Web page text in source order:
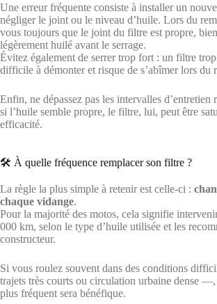
Une erreur fréquente consiste à installer un
négliger le joint ou le niveau d’huile. Lors du
vous toujours que le joint du filtre est propre,
légèrement huilé avant le serrage.
Évitez également de serrer trop fort : un filtre
difficile à démonter et risque de s’abîmer lors du
Enfin, ne dépassez pas les intervalles d’entretien
si l’huile semble propre, le filtre, lui, peut être
efficacité.
🛠️ À quelle fréquence remplacer son filtre ?
La règle la plus simple à retenir est celle-ci :
chaque vidange.
Pour la majorité des motos, cela signifie
000 km, selon le type d’huile utilisée et les
constructeur.
Si vous roulez souvent dans des conditions
trajets très courts ou circulation urbaine dense
plus fréquent sera bénéfique.